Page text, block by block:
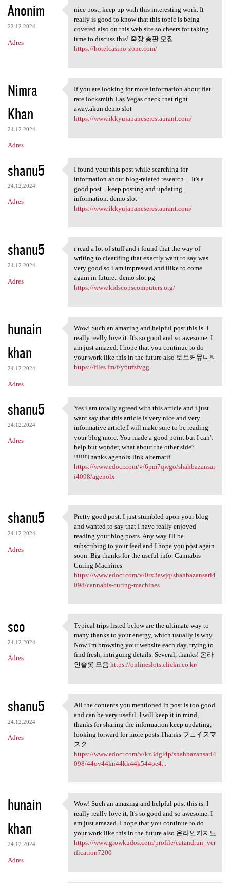
Anonim
22.12.2024
Adres
nice post, keep up with this
nice post, keep up with this interesting work. It
really is good to know that this topic is being
covered also on this web site so cheers for taking
time to discuss this! 죽장 총판 모집
https://hotelcasino-zone.com/
Nimra
Khan
24.12.2024
Adres
If you are looking for more
If you are looking for more information about flat
rate locksmith Las Vegas check that right
away.akun demo slot
https://www.ikkyujapaneserestaurant.com/
shanu5
24.12.2024
Adres
I found your this post while
I found your this post while searching for
information about blog-related research ... It's a
good post .. keep posting and updating
information. demo slot
https://www.ikkyujapaneserestaurant.com/
shanu5
24.12.2024
Adres
i read a lot of stuff and i
i read a lot of stuff and i found that the way of
writing to clearifing that exactly want to say was
very good so i am impressed and ilike to come
again in future.. demo slot pg
https://www.kidscopscomputers.org/
hunain
khan
24.12.2024
Adres
Wow! Such an amazing and
Wow! Such an amazing and helpful post this is. I
really really love it. It's so good and so awesome. I
am just amazed. I hope that you continue to do
your work like this in the future also 토토커뮤니티
https://files.fm/f/y6trfsfvgg
shanu5
24.12.2024
Adres
Yes i am totally agreed with
Yes i am totally agreed with this article and i just
want say that this article is very nice and very
informative article.I will make sure to be reading
your blog more. You made a good point but I can't
help but wonder, what about the other side?
!!!!!!Thanks agenolx link alternatif
https://www.edocr.com/v/6pm7qwgo/shahbazansar
i4098/agenolx
shanu5
24.12.2024
Adres
Pretty good post. I just
Pretty good post. I just stumbled upon your blog
and wanted to say that I have really enjoyed
reading your blog posts. Any way I'll be
subscribing to your feed and I hope you post again
soon. Big thanks for the useful info. Cannabis
Curing Machines
https://www.edocr.com/v/0rx3awjq/shahbazansari4
098/cannabis-curing-machines
seo
24.12.2024
Adres
Typical trips listed below
Typical trips listed below are the ultimate way to
many thanks to your energy, which usually is why
Now i'm browsing your website each day, trying to
find fresh, intriguing details. Several, thanks! 온라
인슬롯 모음 https://onlineslots.clickn.co.kr/
shanu5
24.12.2024
Adres
All the contents you
All the contents you mentioned in post is too good
and can be very useful. I will keep it in mind,
thanks for sharing the information keep updating,
looking forward for more posts.Thanks フェイスマ
スク
https://www.edocr.com/v/kz3dgl4p/shahbazansari4
098/44ov44kn44kk44k544oe4...
hunain
khan
24.12.2024
Adres
Wow! Such an amazing and
Wow! Such an amazing and helpful post this is. I
really really love it. It's so good and so awesome. I
am just amazed. I hope that you continue to do
your work like this in the future also 온라인카지노
https://www.growkudos.com/profile/eatandrun_ver
ification7200